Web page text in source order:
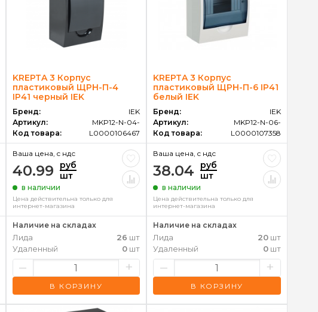
KREPTA 3 Корпус
пластиковый ЩРН-П-4
IP41 черный IEK
Бренд:
IEK
Артикул:
MKP12-N-04-
Код товара:
L0000106467
Ваша цена, c ндс
40.99
руб
шт
в наличии
Цена действительна только для
интернет-магазина
Наличие на складах
Лида 26 шт
Удаленный
0 шт
– +
В КОРЗИНУ
KREPTA 3 Корпус
пластиковый ЩРН-П-6 IP41
белый IEK
Бренд:
IEK
Артикул:
MKP12-N-06-
Код товара:
L0000107358
Ваша цена, c ндс
38.04
руб
шт
в наличии
Цена действительна только для
интернет-магазина
Наличие на складах
Лида 20 шт
Удаленный
0 шт
– +
В КОРЗИНУ